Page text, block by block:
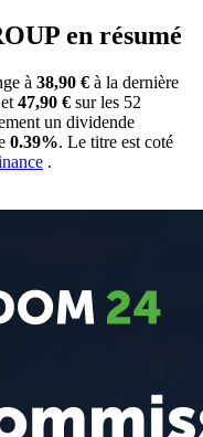
en résumé
à 38,90 € à la dernière
et 47,90 € sur les 52
un dividende
0.39%. Le titre est coté
.